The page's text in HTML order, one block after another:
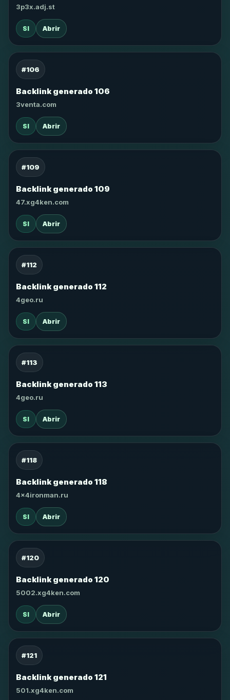
3p3x.adj.st
SI Abrir
#106
Backlink generado 106
3venta.com
SI Abrir
#109
Backlink generado 109
47.xg4ken.com
SI Abrir
#112
Backlink generado 112
4geo.ru
SI Abrir
#113
Backlink generado 113
4geo.ru
SI Abrir
#118
Backlink generado 118
4x4ironman.ru
SI Abrir
#120
Backlink generado 120
5002.xg4ken.com
SI Abrir
#121
Backlink generado 121
501.xg4ken.com